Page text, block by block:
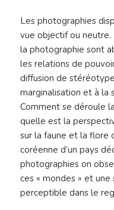
Les photographies
vue objectif ou
la photographie sont
les relations de
diffusion de
marginalisation et à la
Comment se déroule
quelle est la
sur la faune et la flore
coréenne d’un pays
photographies on
ces « mondes » et
perceptible dans le